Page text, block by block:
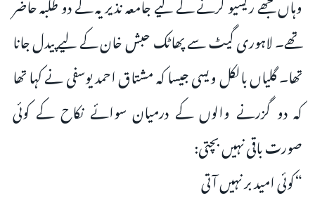
تھے۔ لاہوری گیٹ سے پھاٹک حبش خان کے لیے پیدل جانا
تھا۔ گلیاں بالکل ویسی جیسا کہ مشتاق احمد یوسفی نے کہا تھا
کہ دو گزرنے والوں کے درمیان سوائے نکاح کے کوئی
صورت باقی نہیں بچتی:
“کوئی امید بر نہیں آتی